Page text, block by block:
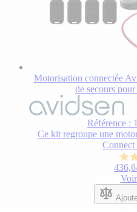
Motorisation connectée
de secours
Référence :
Ce kit regroupe une
Connect